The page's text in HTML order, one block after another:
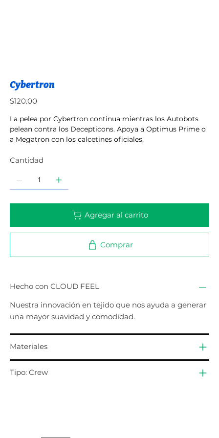
Cybertron
Precio
$120.00
La pelea por Cybertron continua mientras los Autobots
pelean contra los Decepticons. Apoya a Optimus Prime o
a Megatron con los calcetines oficiales.
Cantidad
Agregar al carrito
Comprar
Hecho con CLOUD FEEL
Nuestra innovación en tejido que nos ayuda a generar
una mayor suavidad y comodidad.
Materiales
Tipo: Crew